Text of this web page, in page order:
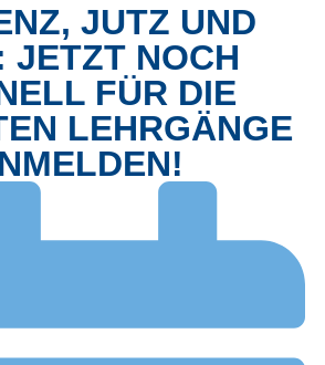
JUTZ UND
JETZT NOCH
FÜR DIE
LEHRGÄNGE